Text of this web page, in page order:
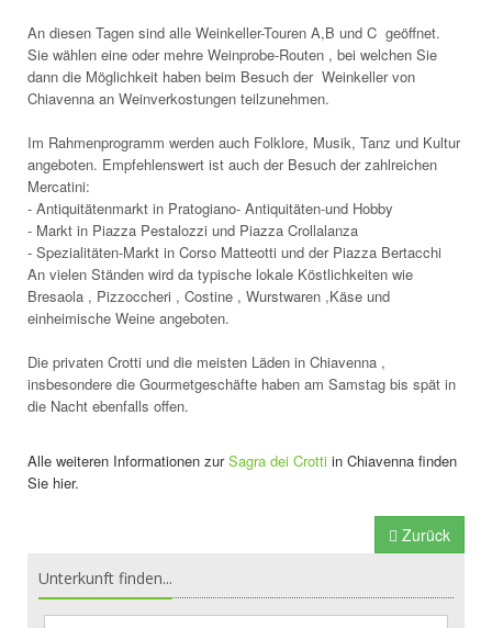
An diesen Tagen sind alle Weinkeller-Touren A,B und C geöffnet.
Sie wählen eine oder mehre Weinprobe-Routen , bei welchen Sie
dann die Möglichkeit haben beim Besuch der Weinkeller von
Chiavenna an Weinverkostungen teilzunehmen.
Im Rahmenprogramm werden auch Folklore, Musik, Tanz und Kultur
angeboten. Empfehlenswert ist auch der Besuch der zahlreichen
Mercatini:
- Antiquitätenmarkt in Pratogiano- Antiquitäten-und Hobby
- Markt in Piazza Pestalozzi und Piazza Crollalanza
- Spezialitäten-Markt in Corso Matteotti und der Piazza Bertacchi
An vielen Ständen wird da typische lokale Köstlichkeiten wie
Bresaola , Pizzoccheri , Costine , Wurstwaren ,Käse und
einheimische Weine angeboten.
Die privaten Crotti und die meisten Läden in Chiavenna ,
insbesondere die Gourmetgeschäfte haben am Samstag bis spät in
die Nacht ebenfalls offen.
Alle weiteren Informationen zurSagra dei Crotti in Chiavenna finden
Sie hier.
Zurück
Unterkunft finden...